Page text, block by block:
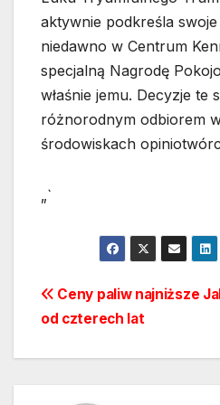
aktywnie podkreśla swoje
niedawno w Centrum
specjalną Nagrodę
właśnie jemu. Decyzje te
różnorodnym odbiorem
środowiskach
„`
Nawigacja
Ceny paliw najniższe
od czterech lat